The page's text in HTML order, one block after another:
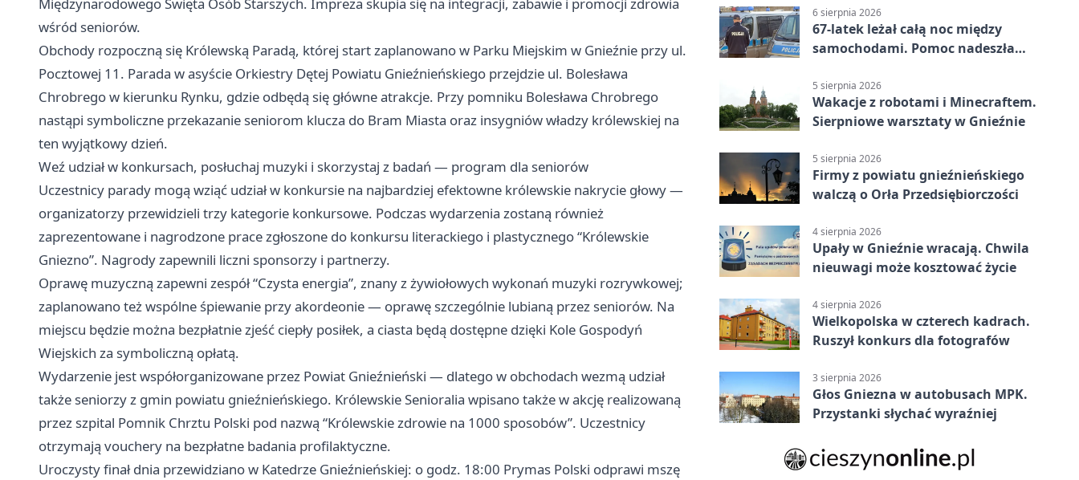
Międzynarodowego Święta Osób Starszych. Impreza skupia się na integracji, zabawie i promocji zdrowia
wśród seniorów.
Obchody rozpoczną się Królewską Paradą, której start zaplanowano w Parku Miejskim w Gnieźnie przy ul.
Pocztowej 11. Parada w asyście Orkiestry Dętej Powiatu Gnieźnieńskiego przejdzie ul. Bolesława
Chrobrego w kierunku Rynku, gdzie odbędą się główne atrakcje. Przy pomniku Bolesława Chrobrego
nastąpi symboliczne przekazanie seniorom klucza do Bram Miasta oraz insygniów władzy królewskiej na
ten wyjątkowy dzień.
Weź udział w konkursach, posłuchaj muzyki i skorzystaj z badań — program dla seniorów
Uczestnicy parady mogą wziąć udział w konkursie na najbardziej efektowne królewskie nakrycie głowy —
organizatorzy przewidzieli trzy kategorie konkursowe. Podczas wydarzenia zostaną również
zaprezentowane i nagrodzone prace zgłoszone do konkursu literackiego i plastycznego “Królewskie
Gniezno”. Nagrody zapewnili liczni sponsorzy i partnerzy.
Oprawę muzyczną zapewni zespół “Czysta energia”, znany z żywiołowych wykonań muzyki rozrywkowej;
zaplanowano też wspólne śpiewanie przy akordeonie — oprawę szczególnie lubianą przez seniorów. Na
miejscu będzie można bezpłatnie zjeść ciepły posiłek, a ciasta będą dostępne dzięki Kole Gospodyń
Wiejskich za symboliczną opłatą.
Wydarzenie jest współorganizowane przez Powiat Gnieźnieński — dlatego w obchodach wezmą udział
także seniorzy z gmin powiatu gnieźnieńskiego. Królewskie Senioralia wpisano także w akcję realizowaną
przez szpital Pomnik Chrztu Polski pod nazwą “Królewskie zdrowie na 1000 sposobów”. Uczestnicy
otrzymają vouchery na bezpłatne badania profilaktyczne.
Uroczysty finał dnia przewidziano w Katedrze Gnieźnieńskiej: o godz. 18:00 Prymas Polski odprawi mszę
6 sierpnia 2026
67-latek leżał całą noc między
samochodami. Pomoc nadeszła
5 sierpnia 2026
Wakacje z robotami i Minecraftem.
Sierpniowe warsztaty w Gnieźnie
5 sierpnia 2026
Firmy z powiatu gnieźnieńskiego
walczą o Orła Przedsiębiorczości
4 sierpnia 2026
Upały w Gnieźnie wracają. Chwila
nieuwagi może kosztować życie
4 sierpnia 2026
Wielkopolska w czterech kadrach.
Ruszył konkurs dla fotografów
3 sierpnia 2026
Głos Gniezna w autobusach MPK.
Przystanki słychać wyraźniej